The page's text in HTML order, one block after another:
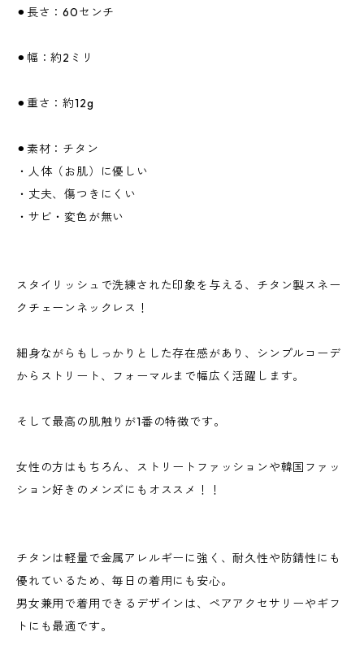
⚫︎長さ：60センチ
⚫︎幅：約2ミリ
⚫︎重さ：約12g
⚫︎素材：チタン
・人体（お肌）に優しい
・丈夫、傷つきにくい
・サビ・変色が無い
スタイリッシュで洗練された印象を与える、チタン製スネー
クチェーンネックレス！
細身ながらもしっかりとした存在感があり、シンプルコーデ
からストリート、フォーマルまで幅広く活躍します。
そして最高の肌触りが1番の特徴です。
女性の方はもちろん、ストリートファッションや韓国ファッ
ション好きのメンズにもオススメ！！
チタンは軽量で金属アレルギーに強く、耐久性や防錆性にも
優れているため、毎日の着用にも安心。
男女兼用で着用できるデザインは、ペアアクセサリーやギフ
トにも最適です。